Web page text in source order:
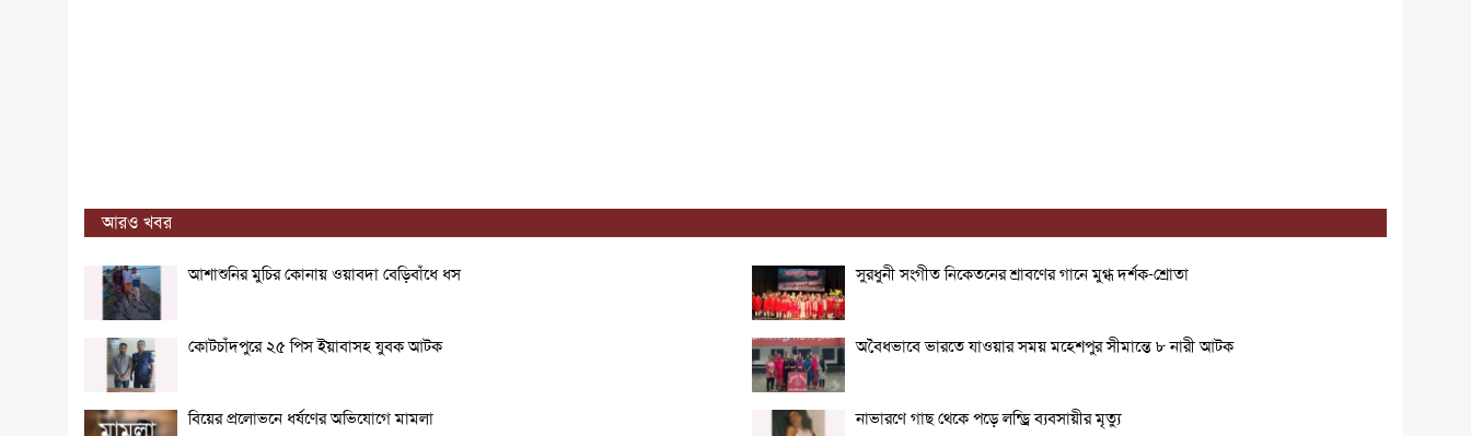
আরও খবর
আশাশুনির মুচির কোনায় ওয়াবদা বেড়িবাঁধে ধস
কোটচাঁদপুরে ২৫ পিস ইয়াবাসহ যুবক আটক
বিয়ের প্রলোভনে ধর্ষণের অভিযোগে মামলা
সুরধুনী সংগীত নিকেতনের শ্রাবণের গানে মুগ্ধ দর্শক-শ্রোতা
অবৈধভাবে ভারতে যাওয়ার সময় মহেশপুর সীমান্তে ৮ নারী আটক
নাভারণে গাছ থেকে পড়ে লন্ড্রি ব্যবসায়ীর মৃত্যু